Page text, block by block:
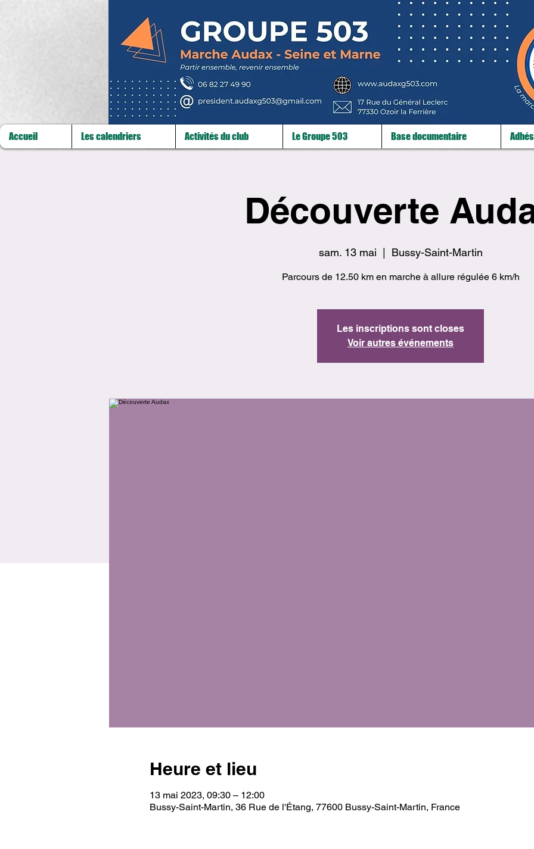
Accueil Les calendriers Activités du club Le Groupe 503 Base documentaire
Découverte
sam. 13 mai Bussy-Saint-Martin
Parcours de 12.50 km en marche à allure régulée 6 km/h
Les inscriptions sont closes
Voir autres événements
Heure et lieu
13 mai 2023, 09:30 – 12:00
Bussy-Saint-Martin, 36 Rue de l'Étang, 77600 Bussy-Saint-Martin, France